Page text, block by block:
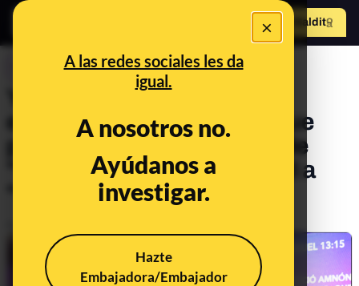
×
A las redes sociales les da
igual.
A nosotros no.
Ayúdanos a
investigar.
Hazte
Embajadora/Embajador
Hazte Maldito
CONTROL DEL PODER
Yadira Maestre, la pastora
evangelista antivacunas que
participa en actos del PP: de
"sanar" la homosexualidad a
"curar el cáncer" rezando